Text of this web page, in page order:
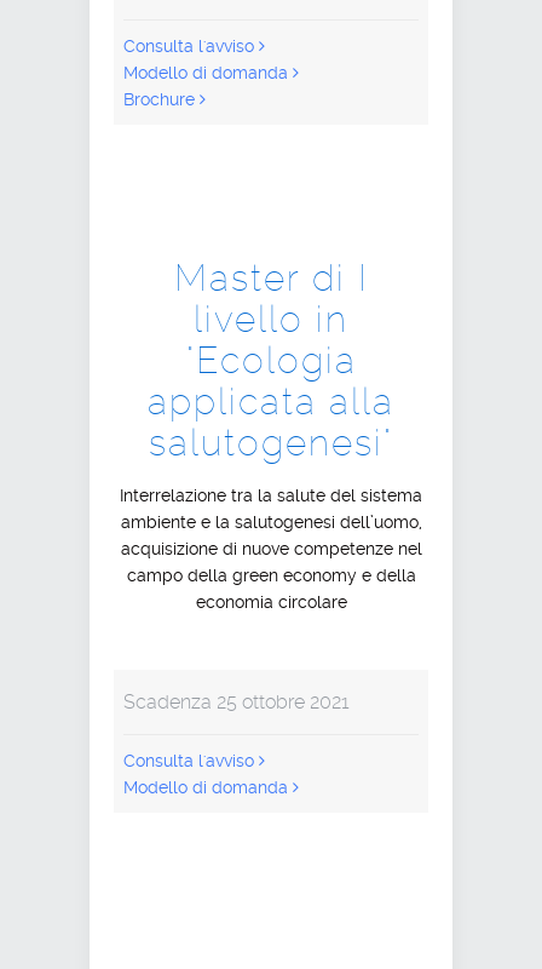
Consulta l'avviso
Modello di domanda
Brochure
Master di I
livello in
"Ecologia
applicata alla
salutogenesi"
Interrelazione tra la salute del sistema
ambiente e la salutogenesi dell’uomo,
acquisizione di nuove competenze nel
campo della green economy e della
economia circolare
Scadenza 25 ottobre 2021
Consulta l'avviso
Modello di domanda